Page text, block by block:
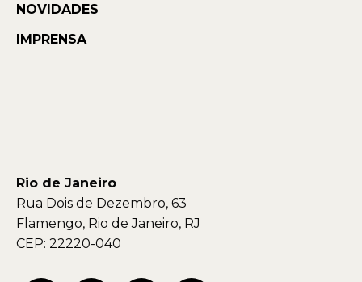
NOVIDADES
IMPRENSA
Rio de Janeiro
Rua Dois de Dezembro, 63
Flamengo, Rio de Janeiro, RJ
CEP: 22220-040